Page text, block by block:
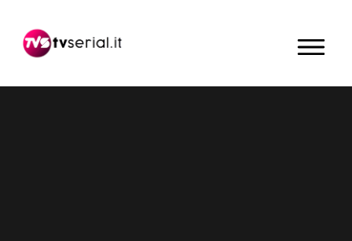
navigazione
contenuto
barra
primaria
MENU